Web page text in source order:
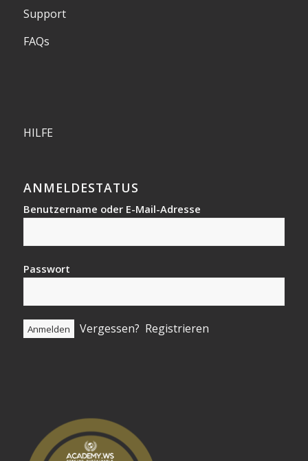
Support
FAQs
HILFE
ANMELDESTATUS
Benutzername oder E-Mail-Adresse
Passwort
Vergessen? Registrieren